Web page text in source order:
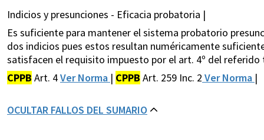
Indicios y presunciones - Eficacia probatoria |
Es suficiente para mantener el sistema probatorio
dos indicios pues estos resultan numéricamente
satisfacen el requisito impuesto por el art. 4º del
CPPB Art. 4Ver Norma | CPPB Art. 259 Inc. 2 Ver Norma |
OCULTAR FALLOS DEL SUMARIO